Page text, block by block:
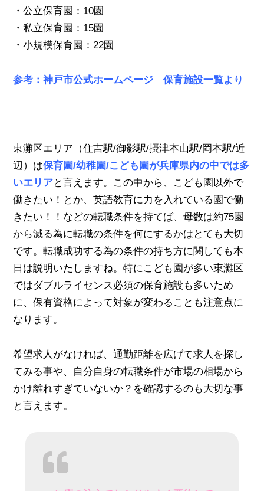
・公立保育園：10園
・私立保育園：15園
・小規模保育園：22園
参考：神戸市公式ホームページ 保育施設一覧より
東灘区エリア（住吉駅/御影駅/摂津本山駅/岡本駅/近
辺） は保育園/幼稚園/こども園が兵庫県内の中では多
いエリアと言えます。 この中から、こども園以外で
働きたい！とか、英語教育に力を入れている園で働
きたい！！などの転職条件を持てば、母数は約75園
から減る為に転職の条件を何にするかはとても大切
です。転職成功する為の条件の持ち方に関しても本
日は説明いたしますね。特にこども園が多い東灘区
ではダブルライセンス必須の保育施設も多いため
に、保有資格によって対象が変わることも注意点に
なります。
希望求人がなければ、通勤距離を広げて求人を探し
てみる事や、自分自身の転職条件が市場の相場から
かけ離れすぎていないか？を確認するのも大切な事
と言えます。